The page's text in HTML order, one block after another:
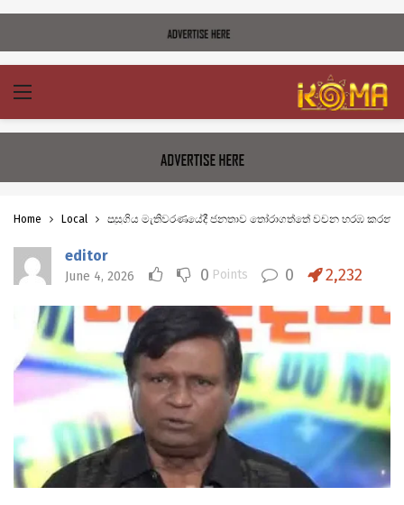
Home Local පසුගිය මැතිවරණයේදී ජනතාව තෝරාගත්තේ වචන හරඹ
editor
June 4, 2026 0 Points 0 2,232